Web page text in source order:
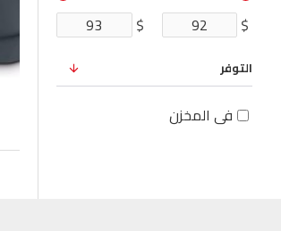
$
$
التوفر
في المخزن